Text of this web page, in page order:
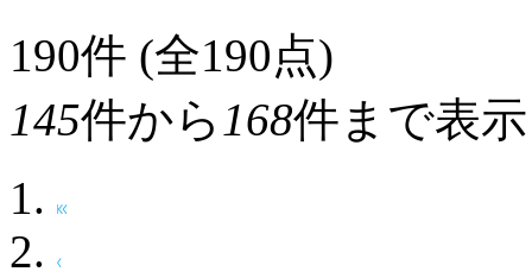
190件 (全190点)
145件から 168件まで表示